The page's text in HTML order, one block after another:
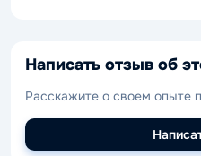
Написать отзыв об
Расскажите о своем опыте